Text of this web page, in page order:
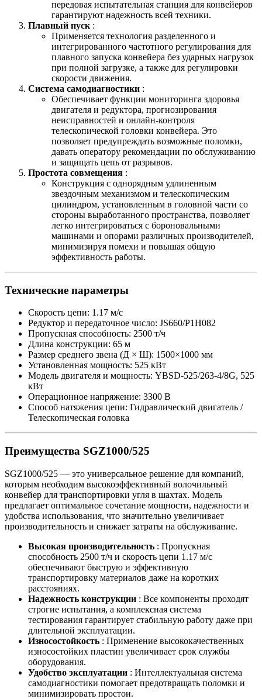
передовая испытательная станция для конвейеров
гарантируют надежность всей техники.
Плавный пуск :
Применяется технология разделенного и
интегрированного частотного регулирования для
плавного запуска конвейера без ударных нагрузок
при полной загрузке, а также для регулировки
скорости движения.
Система самодиагностики :
Обеспечивает функции мониторинга здоровья
двигателя и редуктора, прогнозирования
неисправностей и онлайн-контроля
телескопической головки конвейера. Это
позволяет предупреждать возможные поломки,
давать оператору рекомендации по обслуживанию
и защищать цепь от разрывов.
Простота совмещения :
Конструкция с однорядным удлиненным
звездочным механизмом и телескопическим
цилиндром, установленным в головной части со
стороны выработанного пространства, позволяет
легко интегрироваться с бороновальными
машинами и опорами различных производителей,
минимизируя помехи и повышая общую
эффективность работы.
Технические параметры
Скорость цепи: 1.17 м/с
Редуктор и передаточное число: JS660/P1H082
Пропускная способность: 2500 т/ч
Длина конструкции: 65 м
Размер среднего звена (Д × Ш): 1500×1000 мм
Установленная мощность: 525 кВт
Модель двигателя и мощность: YBSD-525/263-4/8G, 525
кВт
Операционное напряжение: 3300 В
Способ натяжения цепи: Гидравлический двигатель /
Телескопическая головка
Преимущества SGZ1000/525
SGZ1000/525 — это универсальное решение для компаний,
которым необходим высокоэффективный волочильный
конвейер для транспортировки угля в шахтах. Модель
предлагает оптимальное сочетание мощности, надежности и
удобства использования, что значительно увеличивает
производительность и снижает затраты на обслуживание.
Высокая производительность : Пропускная
способность 2500 т/ч и скорость цепи 1.17 м/с
обеспечивают быструю и эффективную
транспортировку материалов даже на коротких
расстояниях.
Надежность конструкции : Все компоненты проходят
строгие испытания, а комплексная система
тестирования гарантирует стабильную работу даже при
длительной эксплуатации.
Износостойкость : Применение высококачественных
износостойких пластин увеличивает срок службы
оборудования.
Удобство эксплуатации : Интеллектуальная система
самодиагностики помогает предотвращать поломки и
минимизировать простои.